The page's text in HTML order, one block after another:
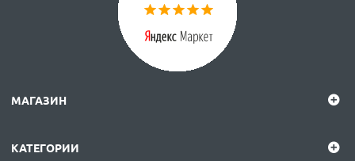
МАГАЗИН
КАТЕГОРИИ